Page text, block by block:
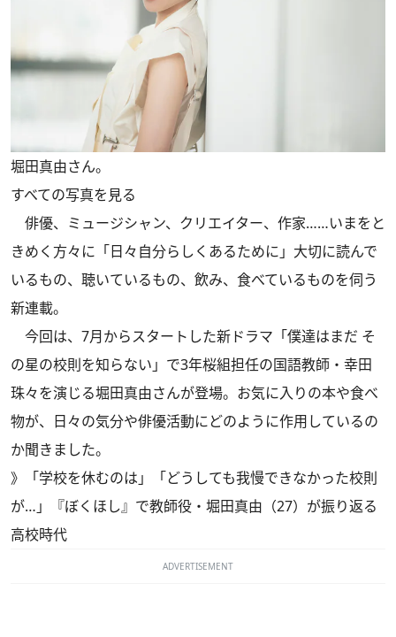
堀田真由さん。
すべての写真を見る
俳優、ミュージシャン、クリエイター、作家……いまをと
きめく方々に「日々自分らしくあるために」大切に読んで
いるもの、聴いているもの、飲み、食べているものを伺う
新連載。
今回は、7月からスタートした新ドラマ「僕達はまだ そ
の星の校則を知らない」で3年桜組担任の国語教師・幸田
珠々を演じる堀田真由さんが登場。お気に入りの本や食べ
物が、日々の気分や俳優活動にどのように作用しているの
か聞きました。
》
「学校を休むのは」「どうしても我慢できなかった校則
が…」『ぼくほし』で教師役・堀田真由（27）が振り返る
高校時代
ADVERTISEMENT